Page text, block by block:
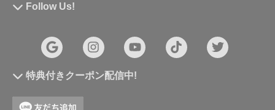
Follow Us!
特典付きクーポン配信中!